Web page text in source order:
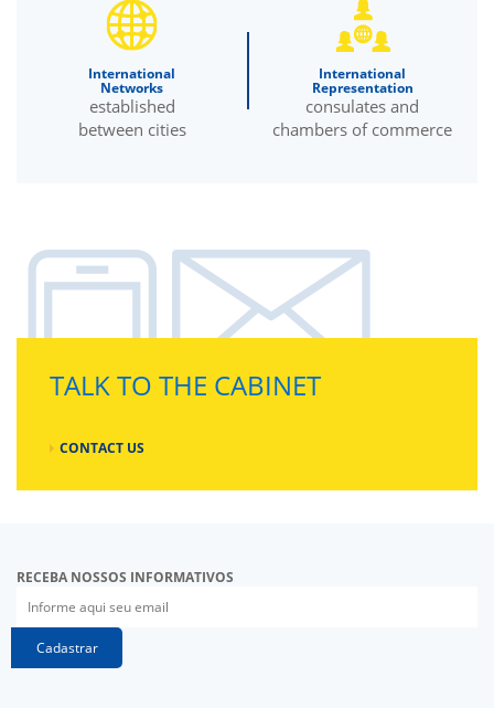
International
Networks
established
between cities
International
Representation
consulates and
chambers of commerce
TALK TO THE CABINET
CONTACT US
RECEBA NOSSOS INFORMATIVOS
Cadastrar